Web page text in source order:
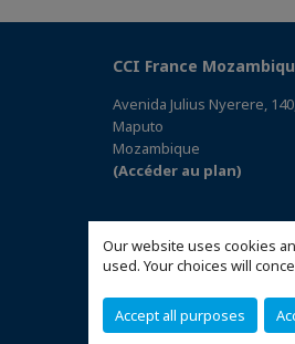
Our website uses cookies
used. Your choices will
Accept all purposes
CCI France
Avenida Julius Nyerere,
Maputo
Mozambique
(Accéder au plan)